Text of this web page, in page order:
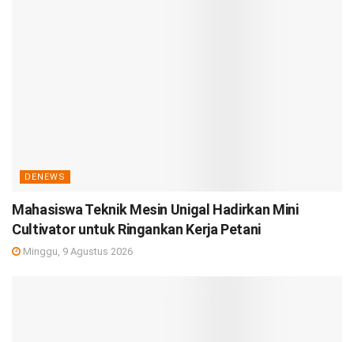
DENEWS
Mahasiswa Teknik Mesin Unigal Hadirkan Mini
Cultivator untuk Ringankan Kerja Petani
Minggu, 9 Agustus 2026